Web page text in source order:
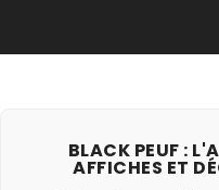
BLACK PEUF :
AFFICHES ET